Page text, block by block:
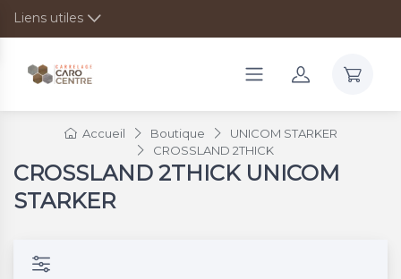
Liens utiles
Accueil Boutique
UNICOM STARKER
CROSSLAND 2THICK
CROSSLAND 2THICK UNICOM
STARKER